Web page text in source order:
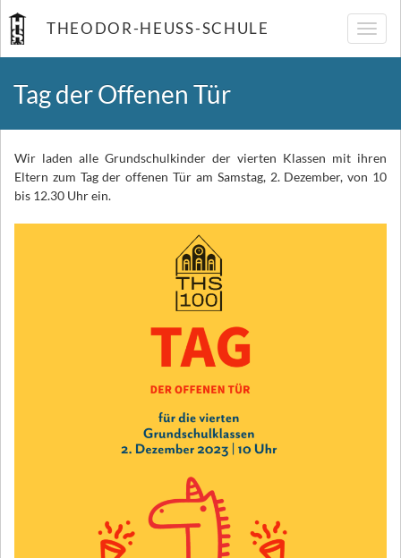
THEODOR-HEUSS-SCHULE
Tag der Offenen Tür
Wir laden alle Grundschulkinder der vierten Klassen mit ihren
Eltern zum Tag der offenen Tür am Samstag, 2. Dezember, von 10
bis 12.30 Uhr ein.